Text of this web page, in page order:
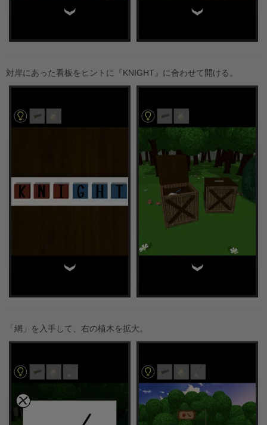
対岸にあった看板をヒントに『KNIGHT』に合わせて開ける。
「網」を入手して、右の植木を拡大。